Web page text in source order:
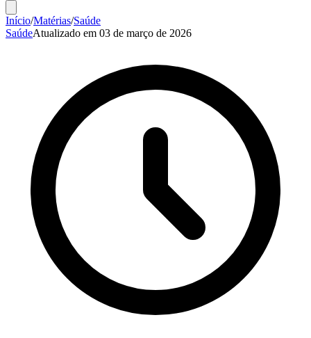
Início/Matérias/Saúde
SaúdeAtualizado em 03 de março de 2026